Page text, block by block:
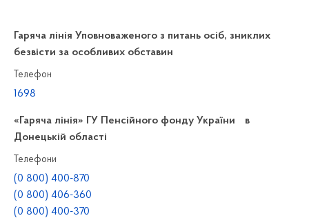
Гаряча лінія Уповноваженого з питань осіб, зниклих
безвісти за особливих обставин
Телефон
1698
«Гаряча лінія» ГУ Пенсійного фонду України в
Донецькій області
Телефони
(0 800) 400-870
(0 800) 406-360
(0 800) 400-370